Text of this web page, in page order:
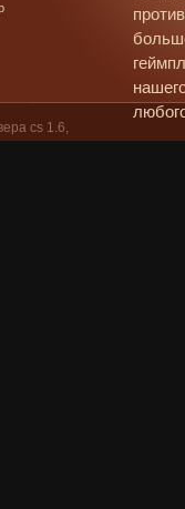
cs 1.6,